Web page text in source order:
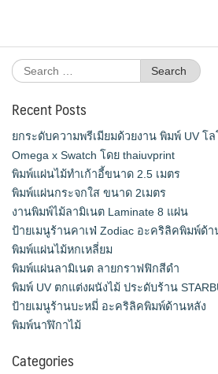
Search
for:
Recent Posts
ยกระดับความพรีเมียมด้วยงาน พิมพ์ UV โ
Omega x Swatch โดย thaiuvprint
พิมพ์แผ่นไม้ทำเก้าอี้ขนาด 2.5 เมตร
พิมพ์แผ่นกระจกใส ขนาด 2เมตร
งานพิมพ์ไม้ลามิเนต Laminate 8 แผ่น
ป้ายเมนูร้านคาเฟ่ Zodiac อะคริลิคพิมพ์ด้า
พิมพ์แผ่นไม้หกเหลี่ยม
พิมพ์แผ่นลามิเนต ลายกราฟฟิกสีดำ
พิมพ์ UV ตกแต่งผนังไม้ ประดับร้าน
ป้ายเมนูร้านบะหมี่ อะคริลิคพิมพ์ด้านหลัง
พิมพ์นาฬิกาไม้
Categories